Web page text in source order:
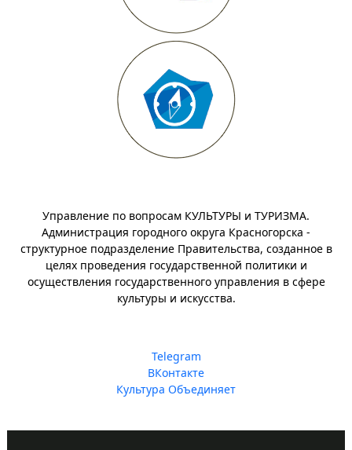
Управление по вопросам КУЛЬТУРЫ и ТУРИЗМА.
Администрация городного округа Красногорска -
структурное подразделение Правительства, созданное в
целях проведения государственной политики и
осуществления государственного управления в сфере
культуры и искусства.
Telegram
ВКонтакте
Культура Объединяет